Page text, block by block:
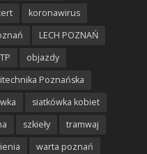
koronawirus
LECH POZNAŃ
objazdy
Poznańska
siatkówka kobiet
szkieły
tramwaj
warta poznań